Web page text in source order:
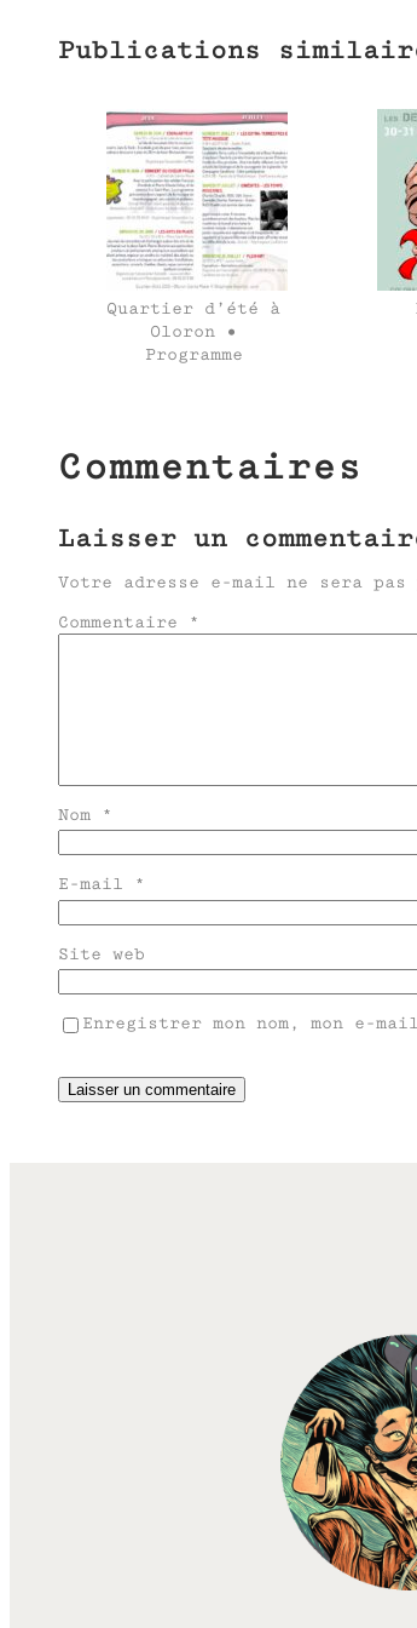
Publications
Quartier d’été à
Oloron •
Programme
Commentaires
Laisser un
Votre adresse e-mail ne sera pas
Commentaire
*
Nom *
E-mail *
Site web
Enregistrer mon nom, mon e-